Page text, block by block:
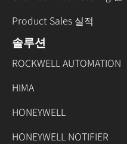
Product Sales 실적
솔루션
ROCKWELL AUTOMATION
HIMA
HONEYWELL
HONEYWELL NOTIFIER